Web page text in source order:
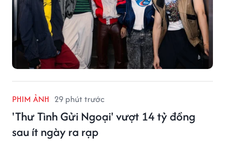
PHIM ẢNH 29 phút trước
'Thư Tình Gửi Ngoại' vượt 14 tỷ đồng
sau ít ngày ra rạp